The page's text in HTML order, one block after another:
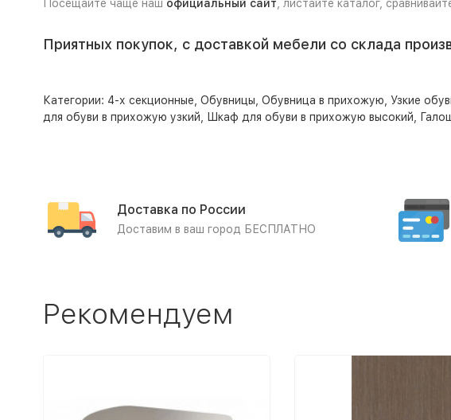
Посещайте чаще наш официальный сайт , листайте каталог,
Приятных покупок, с доставкой мебели со склада
Категории: 4-х секционные Обувницы Обувница в прихожую Узкие
для обуви в прихожую узкий
Шкаф для обуви в прихожую высокий
Доставка по России
Доставим в ваш город БЕСПЛАТНО
Рекомендуем